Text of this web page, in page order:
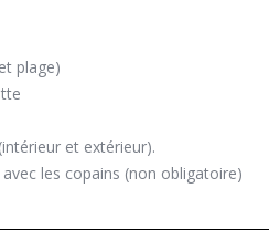
plage)
et extérieur).
les copains (non obligatoire)